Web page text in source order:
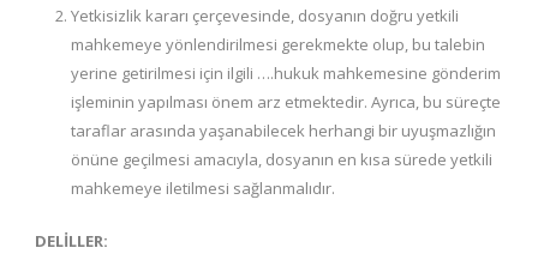
Yetkisizlik kararı çerçevesinde, dosyanın doğru yetkili
mahkemeye yönlendirilmesi gerekmekte olup, bu talebin
yerine getirilmesi için ilgili ….hukuk mahkemesine gönderim
işleminin yapılması önem arz etmektedir. Ayrıca, bu süreçte
taraflar arasında yaşanabilecek herhangi bir uyuşmazlığın
önüne geçilmesi amacıyla, dosyanın en kısa sürede yetkili
mahkemeye iletilmesi sağlanmalıdır.
DELİLLER: